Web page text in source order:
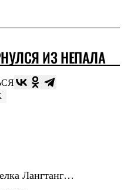
ИЗ НЕПАЛА
Лангтанг…